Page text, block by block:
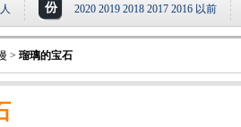
份
2020 2019 2018 2017 2016 以前
> 瑠璃的宝石